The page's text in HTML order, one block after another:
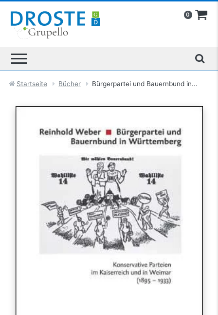
0
Startseite Bücher Bürgerpartei und Bauernbund in...